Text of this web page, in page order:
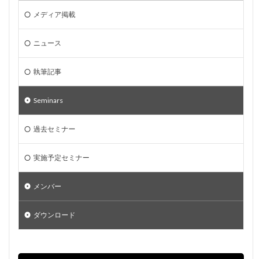
メディア掲載
ニュース
執筆記事
Seminars
過去セミナー
実施予定セミナー
メンバー
ダウンロード